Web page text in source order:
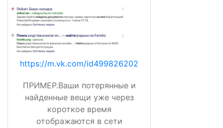
https://m.vk.com/id499826202
ПРИМЕР.Ваши потерянные и
найденные вещи уже через
короткое время
отображаются в сети